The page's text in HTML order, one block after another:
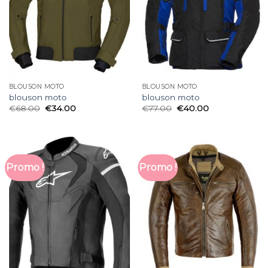
BLOUSON MOTO
blouson moto
€68.00 €34.00
BLOUSON MOTO
blouson moto
€77.00 €40.00
Promo ! Promo !